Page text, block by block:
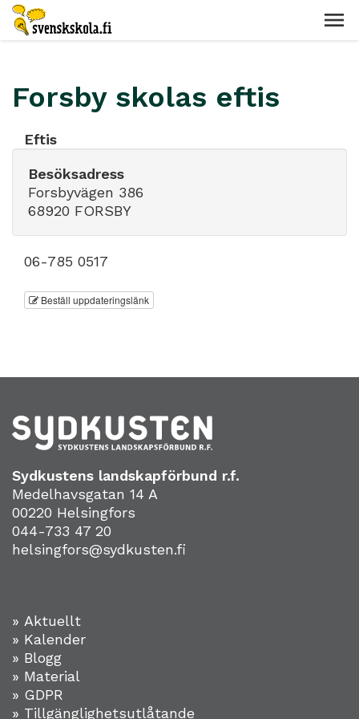
Forsby skolas eftis
Eftis
Besöksadress
Forsbyvägen 386
68920 FORSBY
06-785 0517
Beställ uppdateringslänk
Sydkustens landskapförbund r.f.
Medelhavsgatan 14 A
00220 Helsingfors
044-733 47 20
helsingfors@sydkusten.fi
» Aktuellt
» Kalender
» Blogg
» Material
» GDPR
» Tillgänglighetsutlåtande